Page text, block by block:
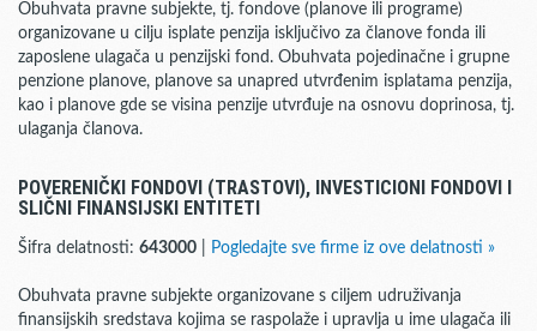
Obuhvata pravne subjekte, tj. fondove (planove ili programe)
organizovane u cilju isplate penzija isključivo za članove fonda ili
zaposlene ulagača u penzijski fond. Obuhvata pojedinačne i grupne
penzione planove, planove sa unapred utvrđenim isplatama penzija,
kao i planove gde se visina penzije utvrđuje na osnovu doprinosa, tj.
ulaganja članova.
POVERENIČKI FONDOVI (TRASTOVI), INVESTICIONI FONDOVI I
SLIČNI FINANSIJSKI ENTITETI
Šifra delatnosti: 643000 Pogledajte sve firme iz ove delatnosti »
Obuhvata pravne subjekte organizovane s ciljem udruživanja
finansijskih sredstava kojima se raspolaže i upravlja u ime ulagača ili